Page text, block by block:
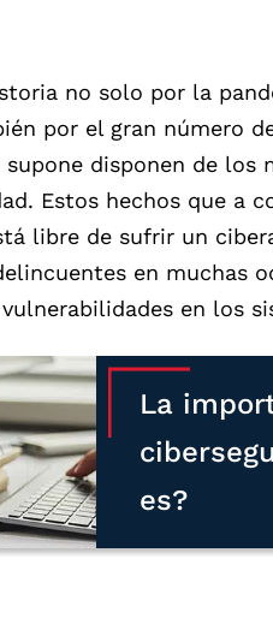
no solo por la
por el gran número
supone disponen de
Estos hechos que a
libre de sufrir un
en muchas
en los
La
es?